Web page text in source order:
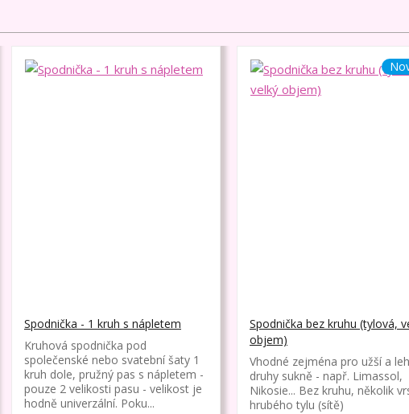
Spodnička - 1 kruh s nápletem
Kruhová spodnička pod
společenské nebo svatební šaty 1
kruh dole, pružný pas s nápletem -
pouze 2 velikosti pasu - velikost je
hodně univerzální. Poku...
Spodnička bez kruhu (tylová,
objem)
Vhodné zejména pro užší a
druhy sukně - např. Limassol,
Nikosie... Bez kruhu, několik
hrubého tylu (sítě)